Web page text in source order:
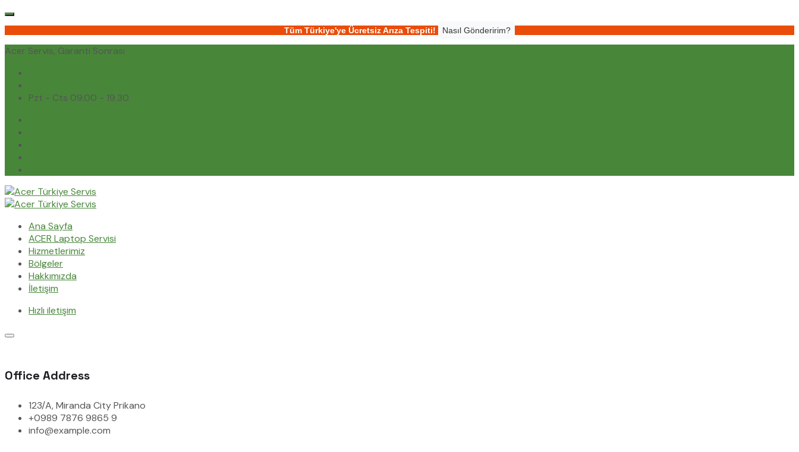
Tüm Türkiye'ye Ücretsiz Arıza Tespiti! Nasıl Gönderirim?
Acer Servis, Garanti Sonrası
Pzt - Cts 09.00 - 19.30
Ana Sayfa
ACER Laptop Servisi
Hizmetlerimiz
Bölgeler
Hakkımızda
İletişim
Hızlı iletişim
Office Address
123/A, Miranda City Prikano
+0989 7876 9865 9
info@example.com